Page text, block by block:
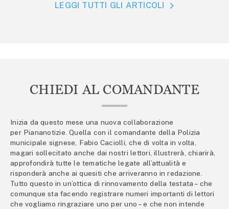
LEGGI TUTTI GLI ARTICOLI
CHIEDI AL COMANDANTE
Inizia da questo mese una nuova collaborazione
per Piananotizie. Quella con il comandante della Polizia
municipale signese, Fabio Caciolli, che di volta in volta,
magari sollecitato anche dai nostri lettori, illustrerà, chiarirà,
approfondirà tutte le tematiche legate all’attualità e
risponderà anche ai quesiti che arriveranno in redazione.
Tutto questo in un’ottica di rinnovamento della testata – che
comunque sta facendo registrare numeri importanti di lettori
che vogliamo ringraziare uno per uno – e che non intende